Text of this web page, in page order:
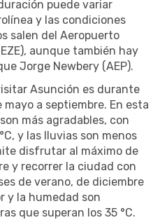
puede variar
y las condiciones
salen del Aeropuerto
aunque también hay
Jorge Newbery (AEP).
Asunción es durante
a septiembre. En esta
más agradables, con
y las lluvias son menos
disfrutar al máximo de
y recorrer la ciudad con
de verano, de diciembre
y la humedad son
que superan los 35 °C.